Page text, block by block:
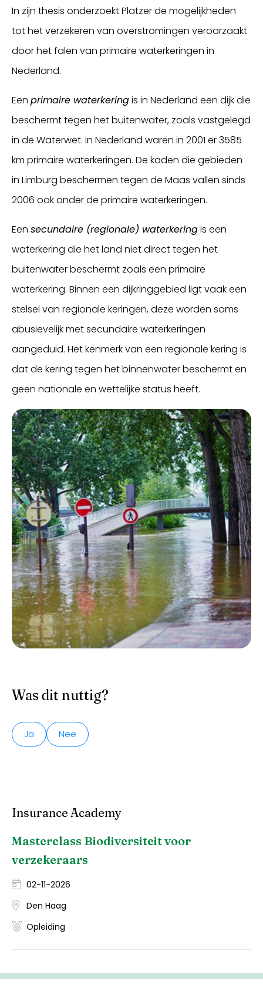
In zijn thesis onderzoekt Platzer de mogelijkheden
tot het verzekeren van overstromingen veroorzaakt
door het falen van primaire waterkeringen in
Nederland.
Een primaire waterkeringis in Nederland een dijk die
beschermt tegen het buitenwater, zoals vastgelegd
in de Waterwet. In Nederland waren in 2001 er 3585
km primaire waterkeringen. De kaden die gebieden
in Limburg beschermen tegen de Maas vallen sinds
2006 ook onder de primaire waterkeringen.
Een secundaire (regionale) waterkeringis een
waterkering die het land niet direct tegen het
buitenwater beschermt zoals een primaire
waterkering. Binnen een dijkringgebied ligt vaak een
stelsel van regionale keringen, deze worden soms
abusievelijk met secundaire waterkeringen
aangeduid. Het kenmerk van een regionale kering is
dat de kering tegen het binnenwater beschermt en
geen nationale en wettelijke status heeft.
Was dit nuttig?
Ja Nee
Insurance Academy
Masterclass Biodiversiteit voor
verzekeraars
02-11-2026
Den Haag
Opleiding